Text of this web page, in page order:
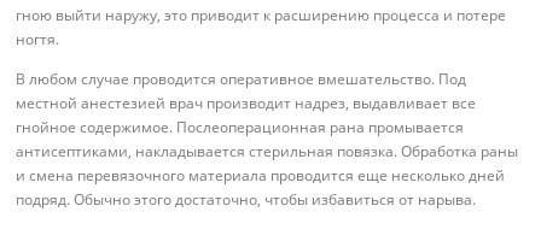
гною выйти наружу, это приводит к расширению процесса и потере
ногтя.
В любом случае проводится оперативное вмешательство. Под
местной анестезией врач производит надрез, выдавливает все
гнойное содержимое. Послеоперационная рана промывается
антисептиками, накладывается стерильная повязка. Обработка раны
и смена перевязочного материала проводится еще несколько дней
подряд. Обычно этого достаточно, чтобы избавиться от нарыва.